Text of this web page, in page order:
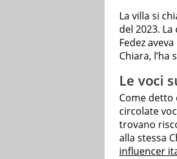
La villa si
del 2023.
Fedez
Chiara, l’ha
Le voci
Come detto
circolate
trovano
alla stessa
influencer